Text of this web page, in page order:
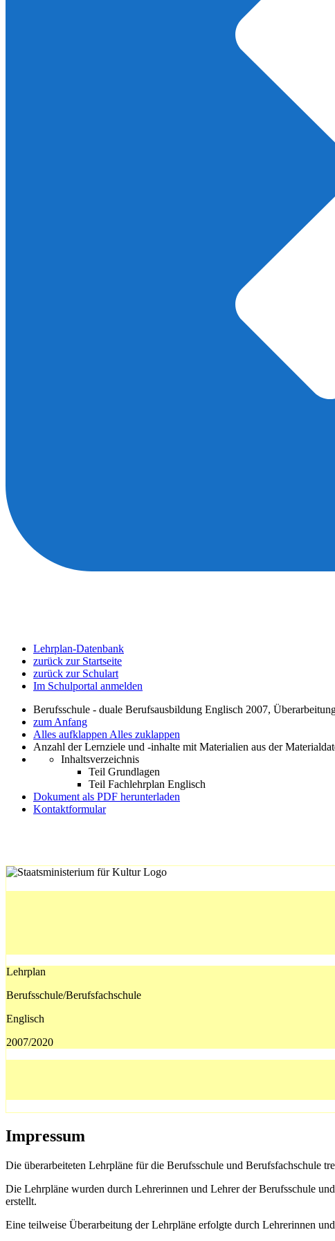
Lehrplan-Datenbank
zurück zur Startseite
zurück zur Schulart
Im Schulportal anmelden
Berufsschule - duale Berufsausbildung Englisch 2007,
zum Anfang
Alles aufklappen Alles zuklappen
Anzahl der Lernziele und -inhalte mit Materialien aus der
Inhaltsverzeichnis
Teil Grundlagen
Teil Fachlehrplan Englisch
Dokument als PDF herunterladen
Kontaktformular
Lehrplan
Berufsschule/Berufsfachschule
Englisch
2007/2020
Impressum
Die überarbeiteten Lehrpläne für die Berufsschule und Berufsfachschule
Die Lehrpläne wurden durch Lehrerinnen und Lehrer der Berufsschule
erstellt.
Eine teilweise Überarbeitung der Lehrpläne erfolgte durch Lehrerinnen